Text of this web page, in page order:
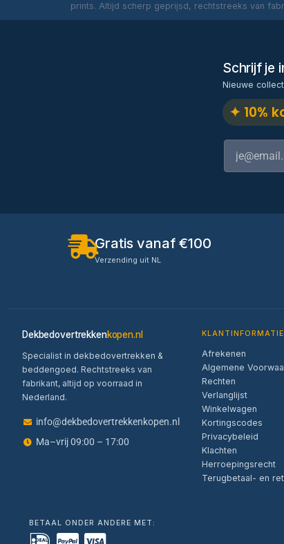
prints. Altijd scherp geprijsd, rechtstreeks van
Schrijf je
Nieuwe
✦ 10%
Gratis vanaf €100
Verzending uit NL
Dekbedovertrekkenkopen.nl
Specialist in dekbedovertrekken &
beddengoed. Rechtstreeks van
fabrikant, altijd op voorraad in
Nederland.
info@dekbedovertrekkenkopen.nl
Ma–vrij 09:00 – 17:00
KLANTINFORMATIE
Afrekenen
Algemene
Rechten
Verlanglijst
Winkelwagen
Kortingscodes
Privacybeleid
Klachten
Herroepingsrecht
Terugbetaal- en
BETAAL ONDER ANDERE MET: